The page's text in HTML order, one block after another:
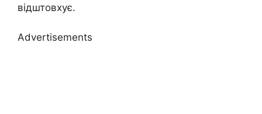
відштовхує.
Advertisements